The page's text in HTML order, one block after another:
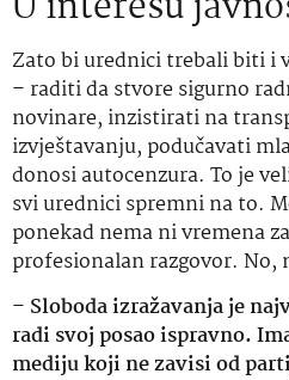
Zato bi urednici trebali biti i
– raditi da stvore sigurno
novinare, inzistirati na
izvještavanju, podučavati
donosi autocenzura. To je
svi urednici spremni na to.
ponekad nema ni vremena
profesionalan razgovor. No,
– Sloboda izražavanja je
radi svoj posao ispravno.
mediju koji ne zavisi od